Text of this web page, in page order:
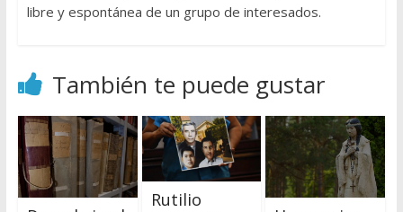
libre y espontánea de un grupo de interesados.
También te puede gustar
Rutilio